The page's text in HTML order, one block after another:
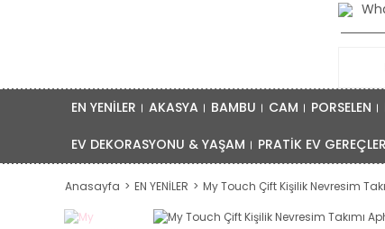
EN YENİLER AKASYA BAMBU CAM PORSELEN
EV DEKORASYONU & YAŞAM PRATİK EV
Anasayfa EN YENİLER My Touch Çift Kişilik Nevresim